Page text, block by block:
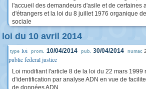
l'accueil des demandeurs d'asile et de certaines
d'étrangers et la loi du 8 juillet 1976 organique
sociale
loi du 10 avril 2014
type loi prom. 10/04/2014 pub. 30/04/2014 numac
public federal justice
Loi modifiant l'article 8 de la loi du 22 mars 1999
d'identification par analyse ADN en vue de